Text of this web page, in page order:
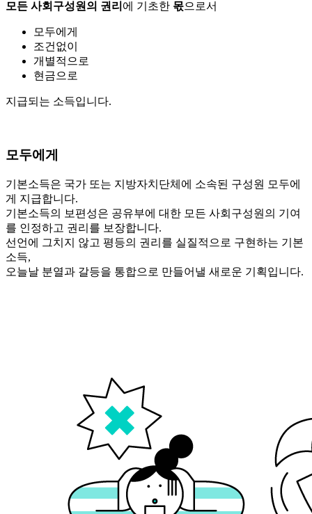
모든 사회구성원의 권리 에 기초한 몫으로서
모두에게
조건없이
개별적으로
현금으로
지급되는 소득입니다.
모두에게
기본소득은 국가 또는 지방자치단체에 소속된 구성원 모두에
게 지급합니다.
기본소득의 보편성은 공유부에 대한 모든 사회구성원의 기여
를 인정하고 권리를 보장합니다.
선언에 그치지 않고 평등의 권리를 실질적으로 구현하는 기본
소득,
오늘날 분열과 갈등을 통합으로 만들어낼 새로운 기획입니다.